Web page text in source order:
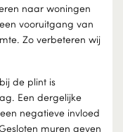
naar woningen
vooruitgang van
Zo verbeteren wij
de plint is
Een dergelijke
negatieve invloed
muren geven